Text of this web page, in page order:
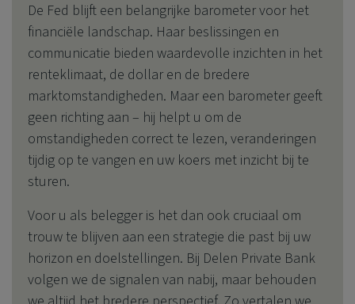
De Fed blijft een belangrijke barometer voor het
financiële landschap. Haar beslissingen en
communicatie bieden waardevolle inzichten in het
renteklimaat, de dollar en de bredere
marktomstandigheden. Maar een barometer geeft
geen richting aan – hij helpt u om de
omstandigheden correct te lezen, veranderingen
tijdig op te vangen en uw koers met inzicht bij te
sturen.
Voor u als belegger is het dan ook cruciaal om
trouw te blijven aan een strategie die past bij uw
horizon en doelstellingen. Bij Delen Private Bank
volgen we de signalen van nabij, maar behouden